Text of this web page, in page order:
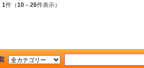
1件（10～26件表示）